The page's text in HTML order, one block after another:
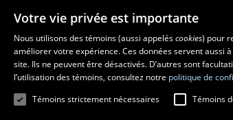
École de design
Centre de recherche en aménagement et
Votre vie privée est importante
Nous utilisons des témoins (aussi appeléscookies) pour
améliorer votre expérience. Ces données servent aussi
site. Ils ne peuvent être désactivés. D’autres sont
l’utilisation des témoins, consultez notre politique de
Témoins strictement nécessaires
Témoins